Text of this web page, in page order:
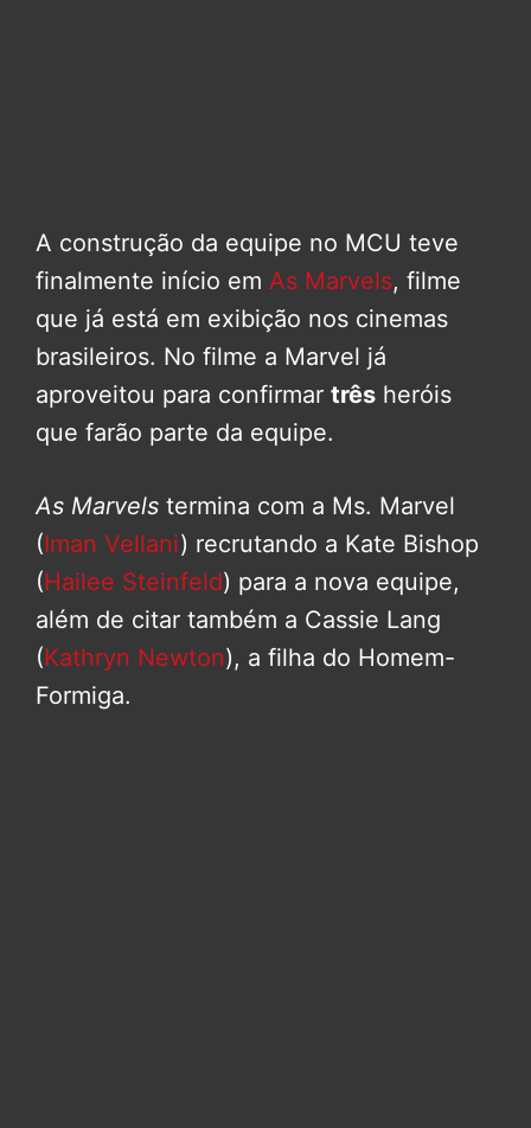
A construção da equipe no MCU teve
finalmente início em As Marvels, filme
que já está em exibição nos cinemas
brasileiros. No filme a Marvel já
aproveitou para confirmar três heróis
que farão parte da equipe.
As Marvels termina com a Ms. Marvel
(Iman Vellani) recrutando a Kate Bishop
(Hailee Steinfeld) para a nova equipe,
além de citar também a Cassie Lang
(Kathryn Newton), a filha do Homem-
Formiga.